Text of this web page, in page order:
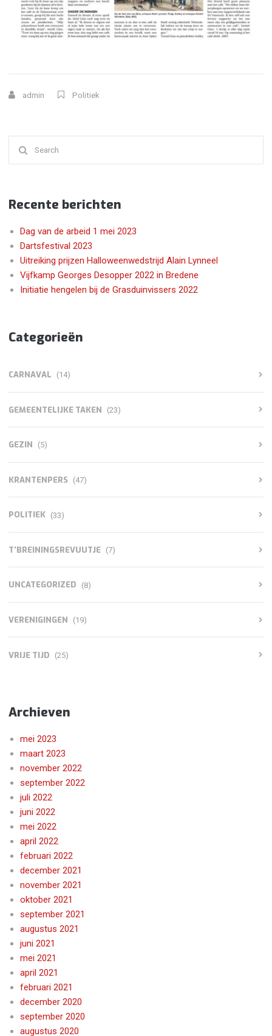
admin Politiek
Recente berichten
Dag van de arbeid 1 mei 2023
Dartsfestival 2023
Uitreiking prijzen Halloweenwedstrijd Alain Lynneel
Vijfkamp Georges Desopper 2022 in Bredene
Initiatie hengelen bij de Grasduinvissers 2022
Categorieën
CARNAVAL (14)
GEMEENTELIJKE TAKEN (23)
GEZIN (5)
KRANTENPERS (47)
POLITIEK (33)
T'BREININGSREVUUTJE (7)
UNCATEGORIZED (8)
VERENIGINGEN (19)
VRIJE TIJD (25)
Archieven
mei 2023
maart 2023
november 2022
september 2022
juli 2022
juni 2022
mei 2022
april 2022
februari 2022
december 2021
november 2021
oktober 2021
september 2021
augustus 2021
juni 2021
mei 2021
april 2021
februari 2021
december 2020
september 2020
augustus 2020